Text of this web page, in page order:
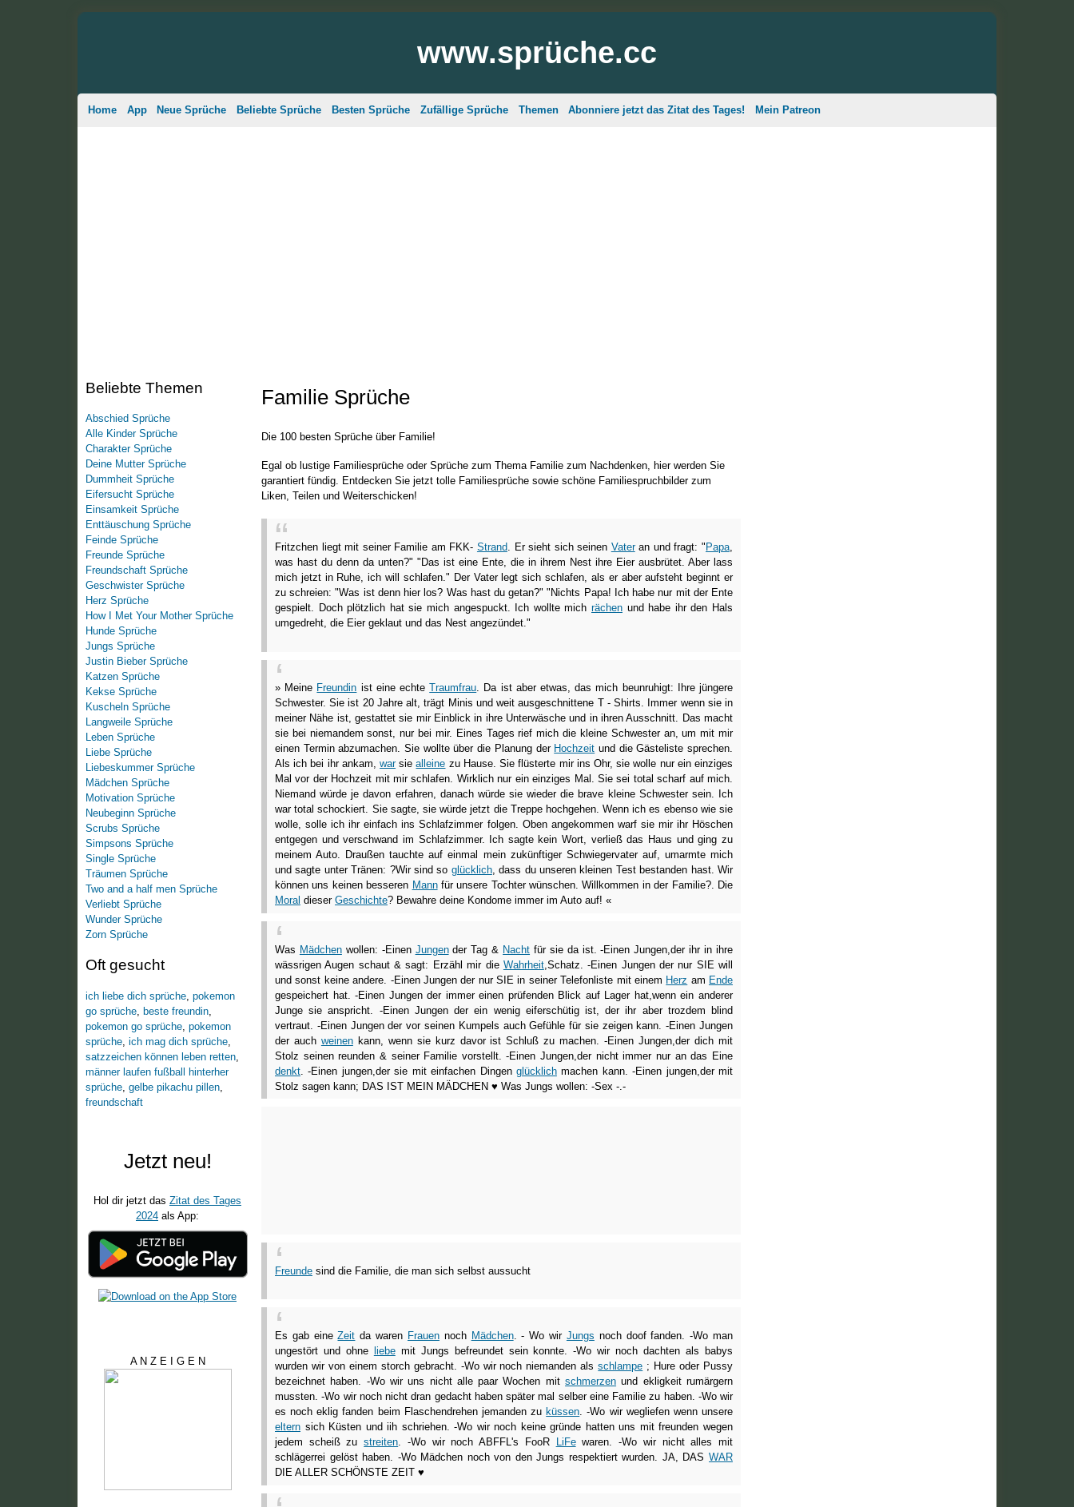
www.sprüche.cc
Home App Neue Sprüche Beliebte Sprüche Besten Sprüche Zufällige Sprüche Themen Abonniere jetzt das Zitat des Tages! Mein Patreon
Beliebte Themen
Abschied Sprüche
Alle Kinder Sprüche
Charakter Sprüche
Deine Mutter Sprüche
Dummheit Sprüche
Eifersucht Sprüche
Einsamkeit Sprüche
Enttäuschung Sprüche
Feinde Sprüche
Freunde Sprüche
Freundschaft Sprüche
Geschwister Sprüche
Herz Sprüche
How I Met Your Mother Sprüche
Hunde Sprüche
Jungs Sprüche
Justin Bieber Sprüche
Katzen Sprüche
Kekse Sprüche
Kuscheln Sprüche
Langweile Sprüche
Leben Sprüche
Liebe Sprüche
Liebeskummer Sprüche
Mädchen Sprüche
Motivation Sprüche
Neubeginn Sprüche
Scrubs Sprüche
Simpsons Sprüche
Single Sprüche
Träumen Sprüche
Two and a half men Sprüche
Verliebt Sprüche
Wunder Sprüche
Zorn Sprüche
Oft gesucht
ich liebe dich sprüche pokemon
go sprüche beste freundin
pokemon go sprüche pokemon
sprüche ich mag dich sprüche
satzzeichen können leben retten
männer laufen fußball hinterher
sprüche gelbe pikachu pillen
freundschaft
Jetzt neu!
Hol dir jetzt das Zitat des Tages
2024 als App:
A N Z E I G E N
Familie Sprüche
Die 100 besten Sprüche über Familie!
Egal ob lustige Familiesprüche oder Sprüche zum Thema Familie zum Nachdenken, hier werden Sie
garantiert fündig. Entdecken Sie jetzt tolle Familiesprüche sowie schöne Familiespruchbilder zum
Liken, Teilen und Weiterschicken!
Fritzchen liegt mit seiner Familie am FKK- Strand. Er sieht sich seinen Vateran und fragt: " Papa,
was hast du denn da unten?" "Das ist eine Ente, die in ihrem Nest ihre Eier ausbrütet. Aber lass
mich jetzt in Ruhe, ich will schlafen." Der Vater legt sich schlafen, als er aber aufsteht beginnt er
zu schreien: "Was ist denn hier los? Was hast du getan?" "Nichts Papa! Ich habe nur mit der Ente
gespielt. Doch plötzlich hat sie mich angespuckt. Ich wollte mich rächen und habe ihr den Hals
umgedreht, die Eier geklaut und das Nest angezündet."
» Meine Freundin ist eine echteTraumfrau. Da ist aber etwas, das mich beunruhigt: Ihre jüngere
Schwester. Sie ist 20 Jahre alt, trägt Minis und weit ausgeschnittene T - Shirts. Immer wenn sie in
meiner Nähe ist, gestattet sie mir Einblick in ihre Unterwäsche und in ihren Ausschnitt. Das macht
sie bei niemandem sonst, nur bei mir. Eines Tages rief mich die kleine Schwester an, um mit mir
einen Termin abzumachen. Sie wollte über die Planung der Hochzeit und die Gästeliste sprechen.
Als ich bei ihr ankam,warsiealleine zu Hause. Sie flüsterte mir ins Ohr, sie wolle nur ein einziges
Mal vor der Hochzeit mit mir schlafen. Wirklich nur ein einziges Mal. Sie sei total scharf auf mich.
Niemand würde je davon erfahren, danach würde sie wieder die brave kleine Schwester sein. Ich
war total schockiert. Sie sagte, sie würde jetzt die Treppe hochgehen. Wenn ich es ebenso wie sie
wolle, solle ich ihr einfach ins Schlafzimmer folgen. Oben angekommen warf sie mir ihr Höschen
entgegen und verschwand im Schlafzimmer. Ich sagte kein Wort, verließ das Haus und ging zu
meinem Auto. Draußen tauchte auf einmal mein zukünftiger Schwiegervater auf, umarmte mich
und sagte unter Tränen: ?Wir sind so glücklich, dass du unseren kleinen Test bestanden hast. Wir
können uns keinen besseren Mannfür unsere Tochter wünschen. Willkommen in der Familie?. Die
Moral dieser Geschichte? Bewahre deine Kondome immer im Auto auf! «
Was Mädchenwollen: -Einen Jungender Tag & Nacht für sie da ist. -Einen Jungen,der ihr in ihre
wässrigen Augen schaut & sagt: Erzähl mir die Wahrheit,Schatz. -Einen Jungen der nur SIE will
und sonst keine andere. -Einen Jungen der nur SIE in seiner Telefonliste mit einem Herz am Ende
gespeichert hat. -Einen Jungen der immer einen prüfenden Blick auf Lager hat,wenn ein anderer
Junge sie anspricht. -Einen Jungen der ein wenig eiferschütig ist, der ihr aber trozdem blind
vertraut. -Einen Jungen der vor seinen Kumpels auch Gefühle für sie zeigen kann. -Einen Jungen
der auch weinenkann, wenn sie kurz davor ist Schluß zu machen. -Einen Jungen,der dich mit
Stolz seinen reunden & seiner Familie vorstellt. -Einen Jungen,der nicht immer nur an das Eine
denkt . -Einen jungen,der sie mit einfachen Dingen glücklichmachen kann. -Einen jungen,der mit
Stolz sagen kann; DAS IST MEIN MÄDCHEN ♥ Was Jungs wollen: -Sex -.-
Freunde sind die Familie, die man sich selbst aussucht
Es gab eineZeit da waren Frauennoch Mädchen. - Wo wir Jungs noch doof fanden. -Wo man
ungestört und ohne
liebemit Jungs befreundet sein konnte. -Wo wir noch dachten als babys
wurden wir von einem storch gebracht. -Wo wir noch niemanden alsschlampe ; Hure oder Pussy
bezeichnet haben. -Wo wir uns nicht alle paar Wochen mitschmerzen und ekligkeit rumärgern
mussten. -Wo wir noch nicht dran gedacht haben später mal selber eine Familie zu haben. -Wo wir
es noch eklig fanden beim Flaschendrehen jemanden zu küssen. -Wo wir wegliefen wenn unsere
eltern sich Küsten und iih schriehen. -Wo wir noch keine gründe hatten uns mit freunden wegen
jedem scheiß zustreiten. -Wo wir noch ABFFL's FooR LiFewaren. -Wo wir nicht alles mit
schlägerrei gelöst haben. -Wo Mädchen noch von den Jungs respektiert wurden. JA, DAS WAR
DIE ALLER SCHÖNSTE ZEIT ♥